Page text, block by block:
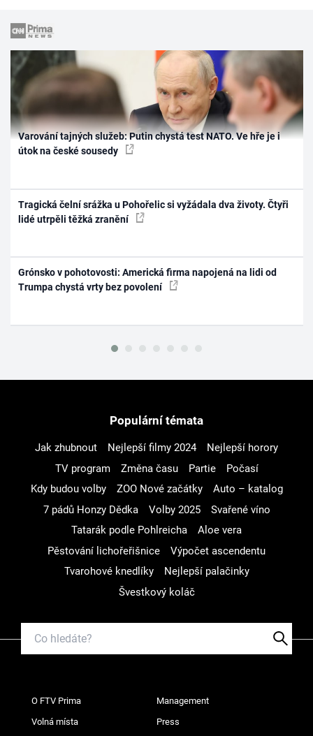
Varování tajných služeb: Putin chystá test NATO. Ve hře je i
útok na české sousedy
Tragická čelní srážka u Pohořelic si vyžádala dva životy. Čtyři
lidé utrpěli těžká zranění
Grónsko v pohotovosti: Americká firma napojená na lidi od
Trumpa chystá vrty bez povolení
Populární témata
Jak zhubnout Nejlepší filmy 2024
Nejlepší horory
TV program
Změna času Partie
Počasí
Kdy budou volby
ZOO Nové začátky
Auto – katalog
7 pádů Honzy Dědka
Volby 2025
Svařené víno
Tatarák podle Pohlreicha
Aloe vera
Pěstování lichořeřišnice
Výpočet ascendentu
Tvarohové knedlíky
Nejlepší palačinky
Švestkový koláč
O FTV Prima Management
Volná místa Press